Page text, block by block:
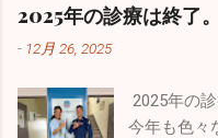
2025年の診療は終了。
- 12月 26, 2025
2025年の
今年も色々